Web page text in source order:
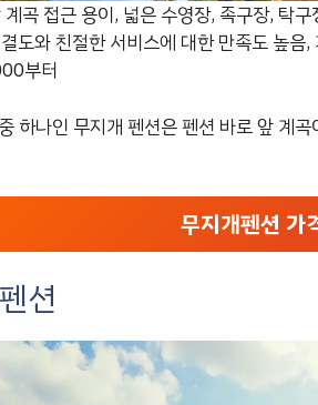
계곡 접근 용이, 넓은 수영장, 족구장, 탁
도와 친절한 서비스에 대한 만족도 높
부터
하나인 무지개 펜션은 펜션 바로 앞 계
무지개펜션 가
션